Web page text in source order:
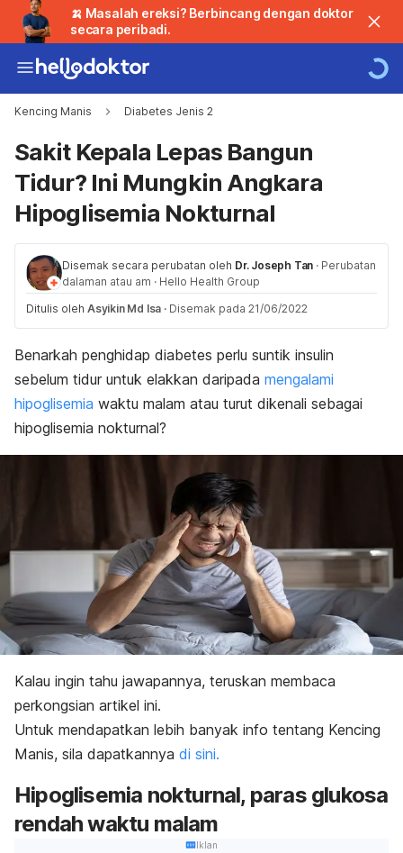
🍌 Masalah ereksi? Berbincang dengan doktor
secara peribadi.
Kencing Manis Diabetes Jenis 2
Sakit Kepala Lepas Bangun
Tidur? Ini Mungkin Angkara
Hipoglisemia Nokturnal
Disemak secara perubatan oleh Dr. Joseph Tan · Perubatan
dalaman atau am · Hello Health Group
Ditulis oleh Asyikin Md Isa · Disemak pada 21/06/2022
Benarkah penghidap diabetes perlu suntik insulin
sebelum tidur untuk elakkan daripada mengalami
hipoglisemia waktu malam atau turut dikenali sebagai
hipoglisemia nokturnal?
Kalau ingin tahu jawapannya, teruskan membaca
perkongsian artikel ini.
Untuk mendapatkan lebih banyak info tentang Kencing
Manis, sila dapatkannya di sini.
Hipoglisemia nokturnal, paras glukosa
rendah waktu malam
Iklan